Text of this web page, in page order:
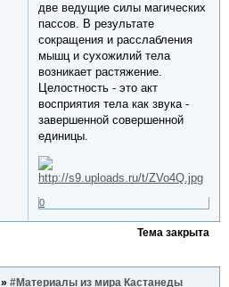
две ведущие силы магических
пассов. В результате
сокращения и расслабления
мышц и сухожилий тела
возникает растяжение.
Целостность - это акт
восприятия тела как звука -
завершенной совершенной
единицы.
0
Тема закрыта
»#Материалы из мира Кастанеды